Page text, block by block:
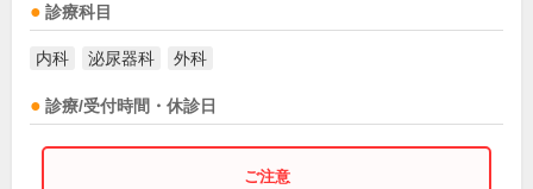
診療科目
内科 泌尿器科 外科
診療/受付時間・休診日